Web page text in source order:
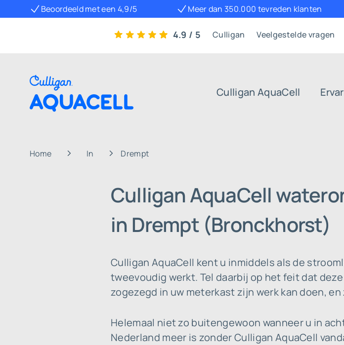
Beoordeeld met een 4,9/5 Meer dan 350.000 tevreden klanten
4.9 / 5 Culligan Veelgestelde vragen
Culligan AquaCell
Home In Drempt
Culligan AquaCell
in Drempt (Bronckhorst)
Culligan AquaCell kent u inmiddels als de
tweevoudig werkt. Tel daarbij op het feit dat
zogezegd in uw meterkast zijn werk kan doen,
Helemaal niet zo buitengewoon wanneer u in
Nederland meer is zonder Culligan AquaCell